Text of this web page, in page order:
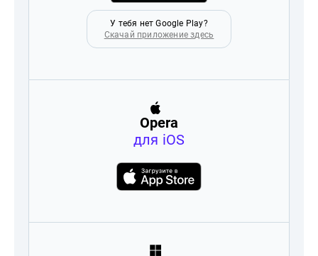
У тебя нет Google Play?
Скачай приложение здесь
Opera
для iOS